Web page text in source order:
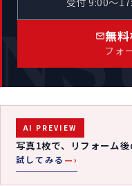
無
フォ
AI PREVIEW
写真1枚で、リフォーム
試してみる —›